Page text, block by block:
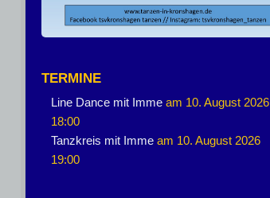
TERMINE
Line Dance mit Imme am 10. August 2026
18:00
Tanzkreis mit Imme am 10. August 2026
19:00